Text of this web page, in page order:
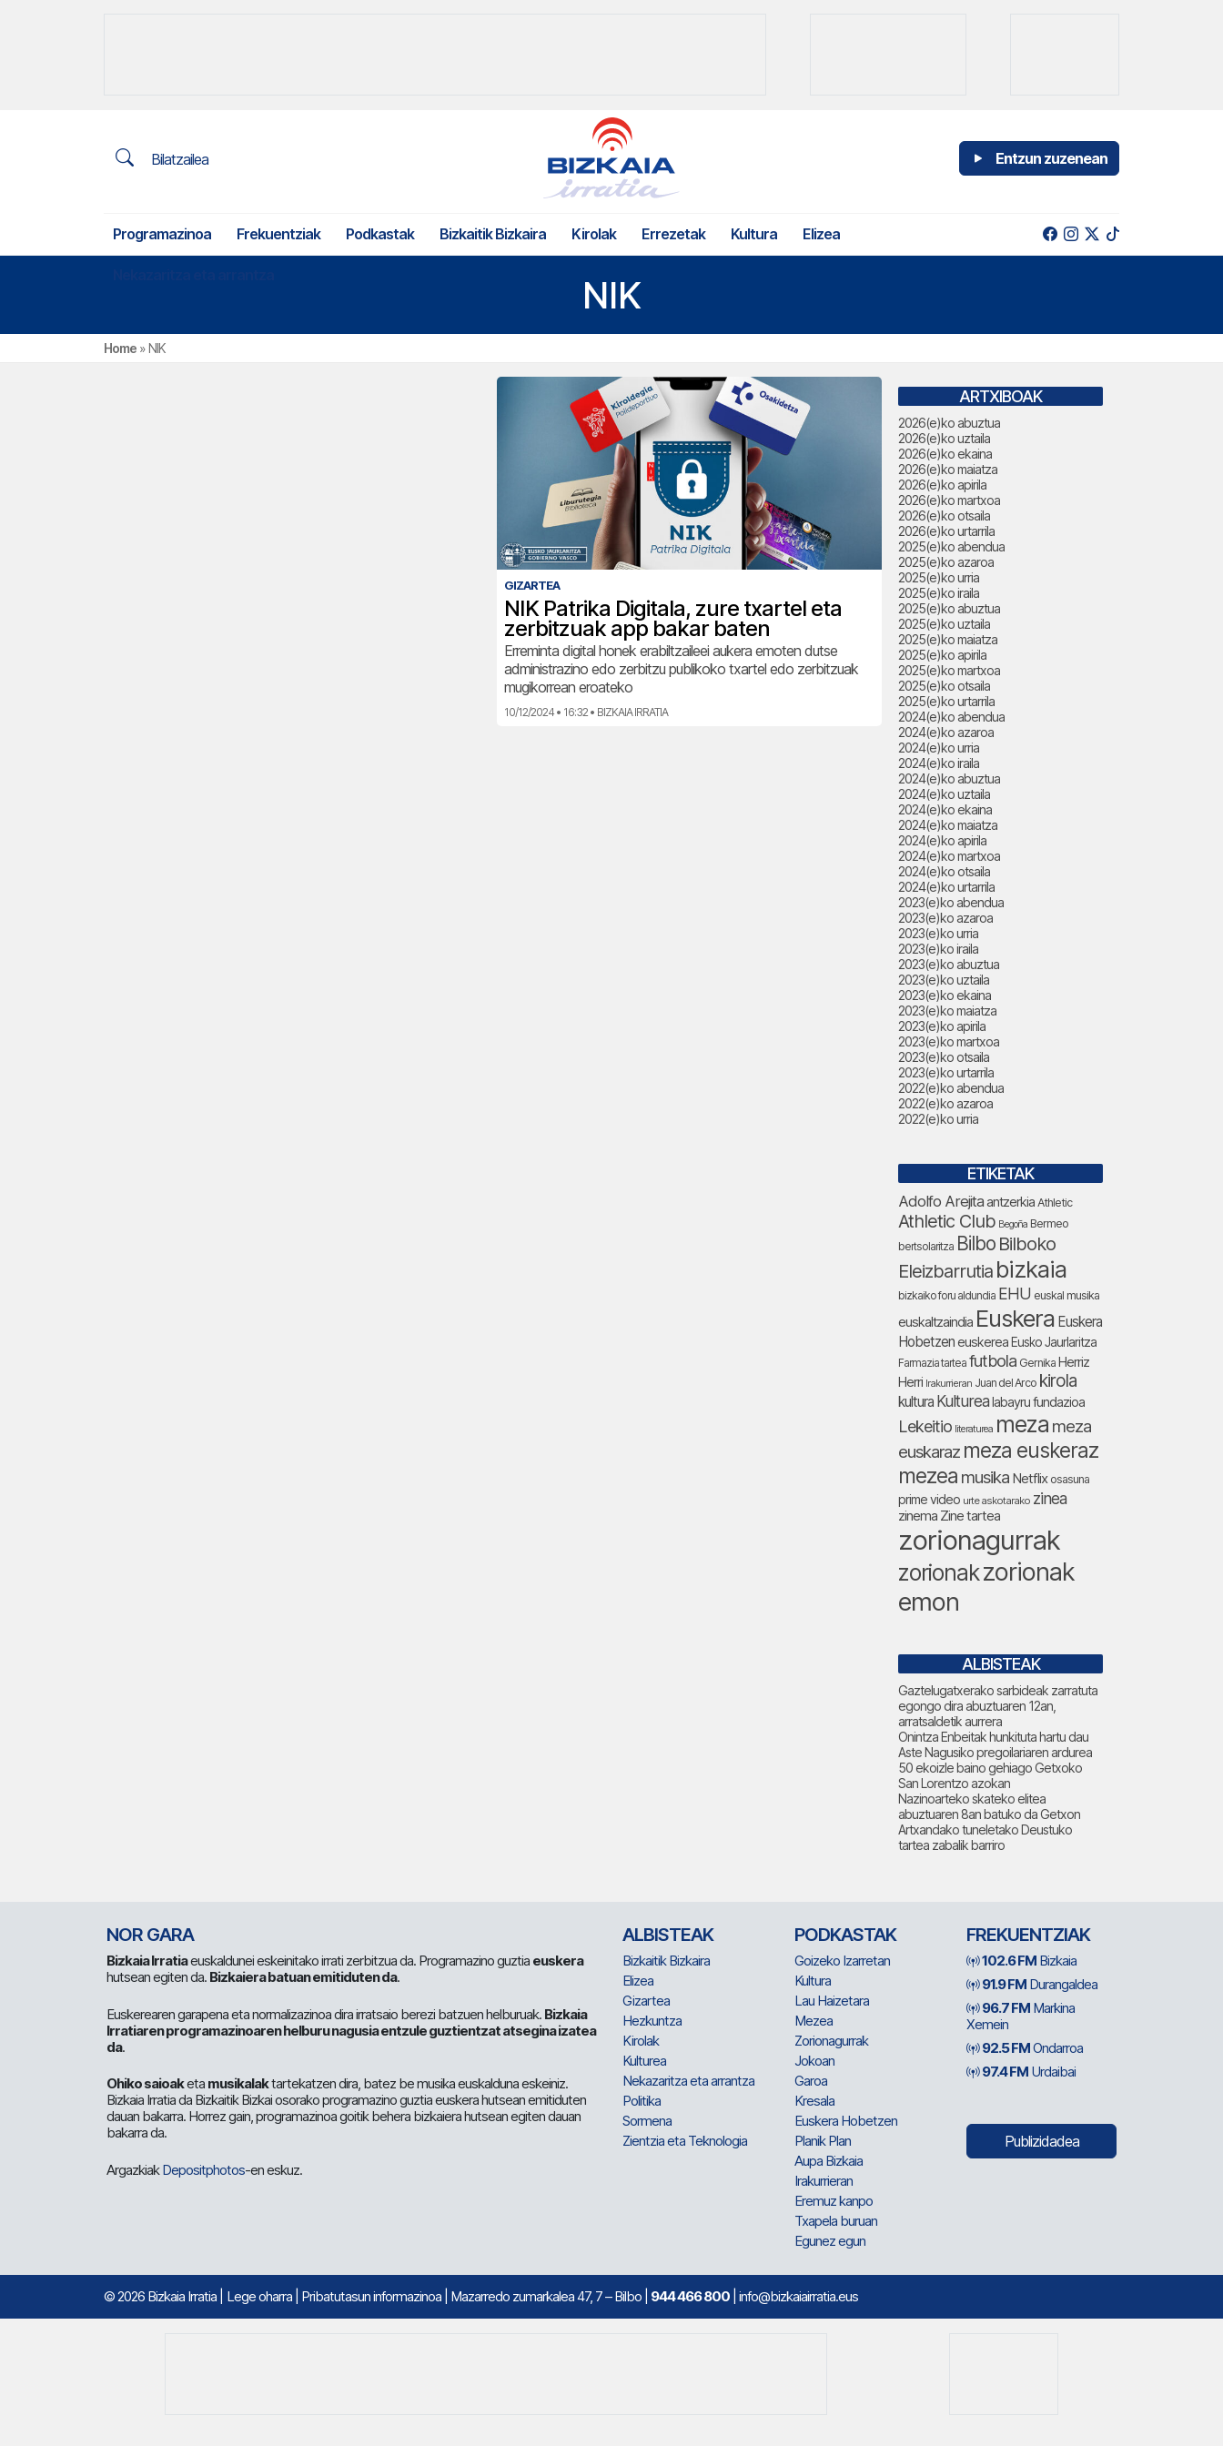
Bilatzailea Entzun zuzenean
Programazinoa Frekuentziak Podkastak Bizkaitik Bizkaira Kirolak Errezetak Kultura Elizea
NIK
Home »NIK
GIZARTEA
NIK Patrika Digitala, zure txartel eta
zerbitzuak app bakar baten
Erreminta digital honek erabiltzaileei aukera emoten dutse
administrazino edo zerbitzu publikoko txartel edo zerbitzuak
mugikorrean eroateko
10/12/2024 • 16:32 • BIZKAIA IRRATIA
ARTXIBOAK
2026(e)ko abuztua
2026(e)ko uztaila
2026(e)ko ekaina
2026(e)ko maiatza
2026(e)ko apirila
2026(e)ko martxoa
2026(e)ko otsaila
2026(e)ko urtarrila
2025(e)ko abendua
2025(e)ko azaroa
2025(e)ko urria
2025(e)ko iraila
2025(e)ko abuztua
2025(e)ko uztaila
2025(e)ko maiatza
2025(e)ko apirila
2025(e)ko martxoa
2025(e)ko otsaila
2025(e)ko urtarrila
2024(e)ko abendua
2024(e)ko azaroa
2024(e)ko urria
2024(e)ko iraila
2024(e)ko abuztua
2024(e)ko uztaila
2024(e)ko ekaina
2024(e)ko maiatza
2024(e)ko apirila
2024(e)ko martxoa
2024(e)ko otsaila
2024(e)ko urtarrila
2023(e)ko abendua
2023(e)ko azaroa
2023(e)ko urria
2023(e)ko iraila
2023(e)ko abuztua
2023(e)ko uztaila
2023(e)ko ekaina
2023(e)ko maiatza
2023(e)ko apirila
2023(e)ko martxoa
2023(e)ko otsaila
2023(e)ko urtarrila
2022(e)ko abendua
2022(e)ko azaroa
2022(e)ko urria
ETIKETAK
Adolfo Arejitaantzerkia Athletic
Athletic Club Begoña Bermeo
bertsolaritza Bilbo Bilboko
Eleizbarrutia bizkaia
bizkaiko foru aldundia EHU euskal musika
euskaltzaindia Euskera Euskera
Hobetzen euskerea Eusko Jaurlaritza
Farmazia tartea futbola Gernika Herriz
Herri Irakurrieran Juan del Arco kirola
kultura Kulturea labayru fundazioa
Lekeitio literaturea meza meza
euskaraz meza euskeraz
mezea musika Netflix osasuna
prime video urte askotarako zinea
zinema Zine tartea
zorionagurrak
zorionakzorionak
emon
ALBISTEAK
Gaztelugatxerako sarbideak zarratuta
egongo dira abuztuaren 12an,
arratsaldetik aurrera
Onintza Enbeitak hunkituta hartu dau
Aste Nagusiko pregoilariaren ardurea
50 ekoizle baino gehiago Getxoko
San Lorentzo azokan
Nazinoarteko skateko elitea
abuztuaren 8an batuko da Getxon
Artxandako tuneletako Deustuko
tartea zabalik barriro
NOR GARA
Bizkaia Irratiaeuskaldunei eskeinitako irrati zerbitzua da. Programazino guztia euskera
hutsean egiten da. Bizkaiera batuan emitiduten da.
Euskerearen garapena eta normalizazinoa dira irratsaio berezi batzuen helburuak. Bizkaia
Irratiaren programazinoaren helburu nagusia entzule guztientzat atsegina izatea
da.
Ohiko saioaketa musikalaktartekatzen dira, batez be musika euskalduna eskeiniz.
Bizkaia Irratia da Bizkaitik Bizkai osorako programazino guztia euskera hutsean emitiduten
dauan bakarra. Horrez gain, programazinoa goitik behera bizkaiera hutsean egiten dauan
bakarra da.
ArgazkiakDepositphotos-en eskuz.
ALBISTEAK
Bizkaitik Bizkaira
Elizea
Gizartea
Hezkuntza
Kirolak
Kulturea
Nekazaritza eta arrantza
Politika
Sormena
Zientzia eta Teknologia
PODKASTAK
Goizeko Izarretan
Kultura
Lau Haizetara
Mezea
Zorionagurrak
Jokoan
Garoa
Kresala
Euskera Hobetzen
Planik Plan
Aupa Bizkaia
Irakurrieran
Eremuz kanpo
Txapela buruan
Egunez egun
FREKUENTZIAK
102.6 FM Bizkaia
91.9 FM Durangaldea
96.7 FM Markina
Xemein
92.5 FMOndarroa
97.4 FM Urdaibai
Publizidadea
© 2026 Bizkaia Irratia Lege oharra Pribatutasun informazinoa | Mazarredo zumarkalea 47, 7 – Bilbo | 944 466 800 | info@bizkaiairratia.eus